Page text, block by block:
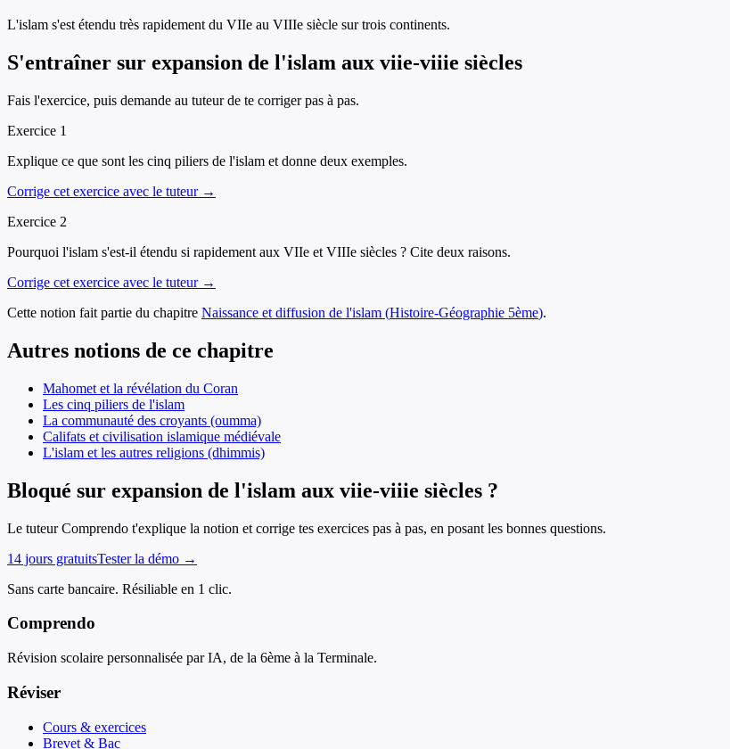
L'islam s'est étendu très rapidement du VIIe au VIIIe siècle sur trois continents.
S'entraîner sur expansion de l'islam aux viie-viiie siècles
Fais l'exercice, puis demande au tuteur de te corriger pas à pas.
Exercice 1
Explique ce que sont les cinq piliers de l'islam et donne deux exemples.
Corrige cet exercice avec le tuteur →
Exercice 2
Pourquoi l'islam s'est-il étendu si rapidement aux VIIe et VIIIe siècles ? Cite deux raisons.
Corrige cet exercice avec le tuteur →
Cette notion fait partie du chapitre Naissance et diffusion de l'islam (Histoire-Géographie 5ème).
Autres notions de ce chapitre
Mahomet et la révélation du Coran
Les cinq piliers de l'islam
La communauté des croyants (oumma)
Califats et civilisation islamique médiévale
L'islam et les autres religions (dhimmis)
Bloqué sur expansion de l'islam aux viie-viiie siècles ?
Le tuteur Comprendo t'explique la notion et corrige tes exercices pas à pas, en posant les bonnes questions.
14 jours gratuitsTester la démo →
Sans carte bancaire. Résiliable en 1 clic.
Comprendo
Révision scolaire personnalisée par IA, de la 6ème à la Terminale.
Réviser
Cours & exercices
Brevet & Bac